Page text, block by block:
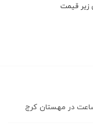
زیر قیمت
در مهستان کرج